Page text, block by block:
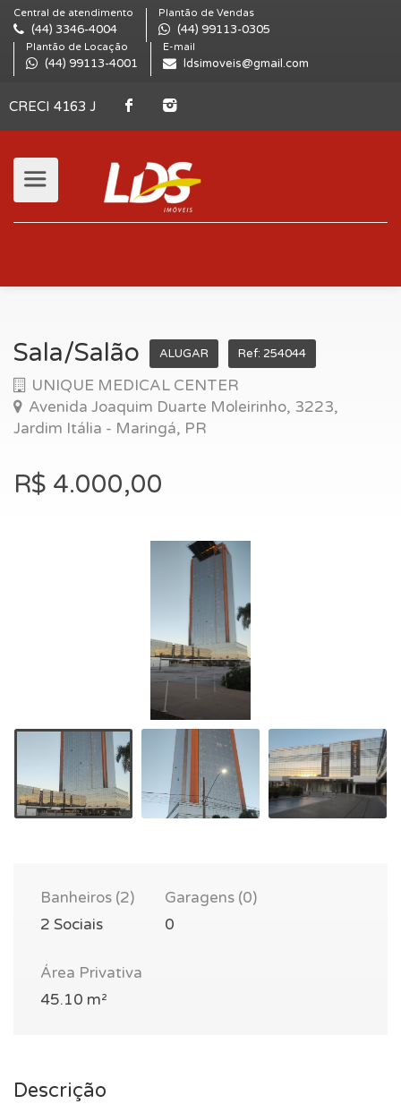
Central de atendimento
(44) 3346-4004
Plantão de Vendas
(44) 99113-0305
Plantão de Locação
(44) 99113-4001
E-mail
ldsimoveis@gmail.com
CRECI 4163 J
Sala/Salão ALUGAR Ref: 254044
UNIQUE MEDICAL CENTER
Avenida Joaquim Duarte Moleirinho, 3223,
Jardim Itália - Maringá, PR
R$ 4.000,00
Banheiros (2)
2 Sociais
Garagens (0)
0
Área Privativa
45.10 m²
Descrição